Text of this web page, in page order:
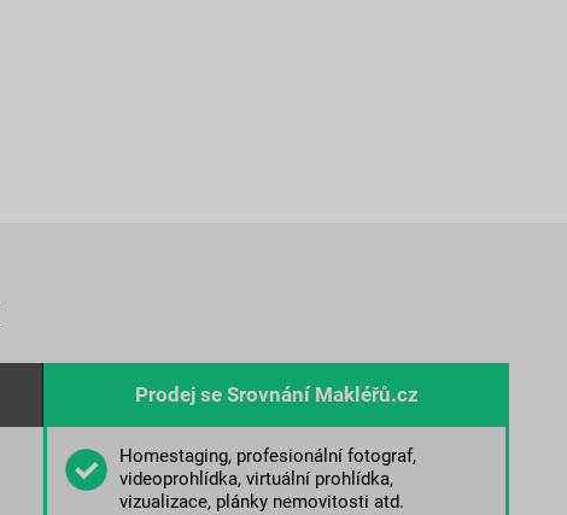
Prodej se Srovnání Makléřů.cz
Homestaging, profesionální fotograf,
videoprohlídka, virtuální prohlídka,
vizualizace, plánky nemovitosti atd.